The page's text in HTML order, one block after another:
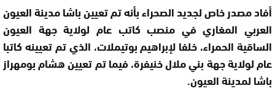
أفاد مصدر خاص لجديد الصحراء بأنه تم تعيين باشا مدينة العيون
العربي المغاري في منصب كاتب عام لولاية جهة العيون
الساقية الحمراء، خلفا لإبراهيم بوتيملات، الذي تم تعيينه كاتبا
عام لولاية جهة بني ملال خنيفرة، فيما تم تعيين هشام بومهراز
باشا لمدينة العيون.